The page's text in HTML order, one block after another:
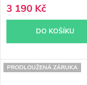
3 190 Kč
DO KOŠÍKU
PRODLOUŽENÁ ZÁRUKA